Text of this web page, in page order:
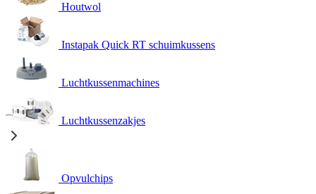
Houtwol
Instapak Quick RT schuimkussens
Luchtkussenmachines
Luchtkussenzakjes
Opvulchips